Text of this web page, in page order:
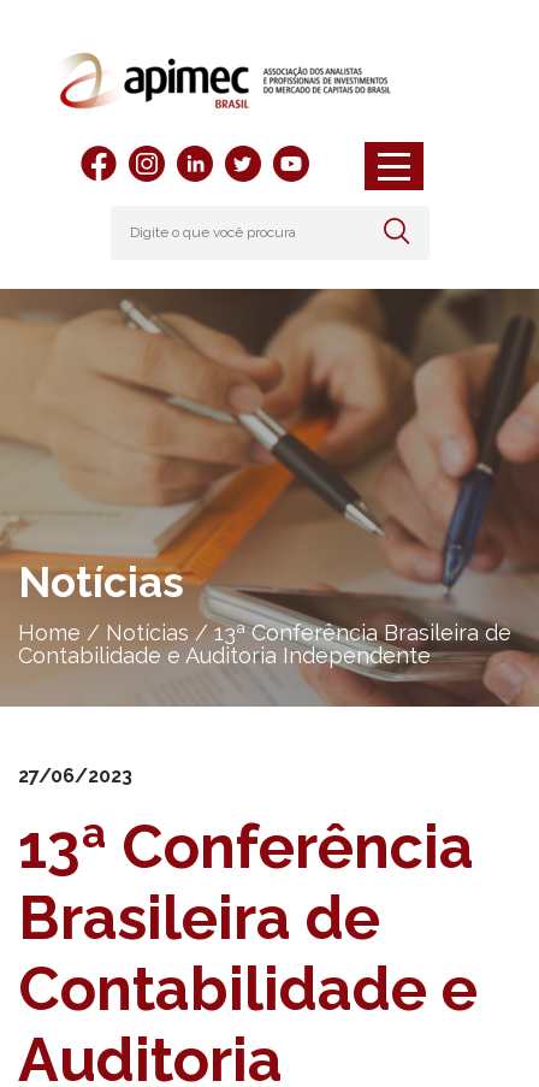
Notícias
Home / Notícias /13ª Conferência Brasileira de
Contabilidade e Auditoria Independente
27/06/2023
13ª Conferência
Brasileira de
Contabilidade e
Auditoria